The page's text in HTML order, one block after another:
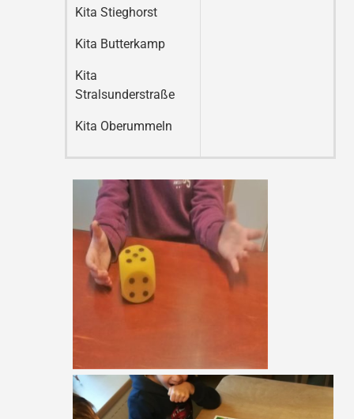
Kita Stieghorst
Kita Butterkamp
Kita
Stralsunderstraße
Kita Oberummeln